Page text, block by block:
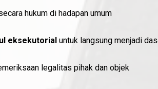
hukum di hadapan umum
eksekutorial untuk langsung menjadi
legalitas pihak dan objek